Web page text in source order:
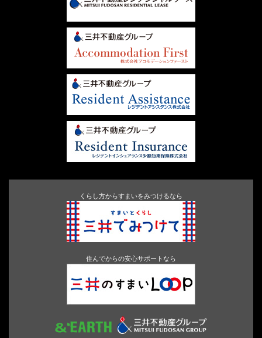
くらし方からすまいをみつけるなら
住んでからの安心サポートなら